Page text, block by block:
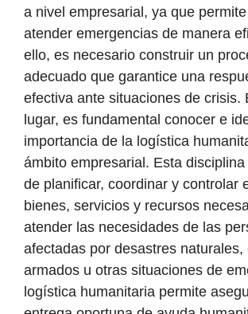
a nivel empresarial, ya que
atender emergencias de manera
ello, es necesario construir un
adecuado que garantice una
efectiva ante situaciones de crisis.
lugar, es fundamental conocer e
importancia de la logística
ámbito empresarial. Esta
de planificar, coordinar y controlar
bienes, servicios y recursos
atender las necesidades de las
afectadas por desastres naturales,
armados u otras situaciones de
logística humanitaria permite